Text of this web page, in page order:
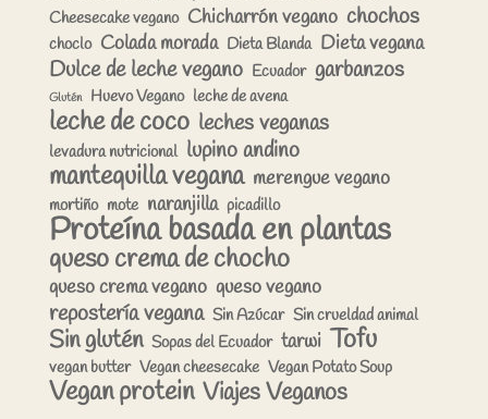
Cheesecake vegano Chicharrón vegano chochos
choclo Colada morada Dieta Blanda Dieta vegana
Dulce de leche vegano Ecuador garbanzos
Glutén Huevo Vegano leche de avena
leche de coco leches veganas
levadura nutricional lupino andino
mantequilla vegana merengue vegano
mortiño mote naranjilla picadillo
Proteína basada en plantas
queso crema de chocho
queso crema vegano queso vegano
repostería vegana Sin Azúcar Sin crueldad animal
Sin glutén Sopas del Ecuador tarwi Tofu
vegan butter Vegan cheesecake Vegan Potato Soup
Vegan protein Viajes Veganos